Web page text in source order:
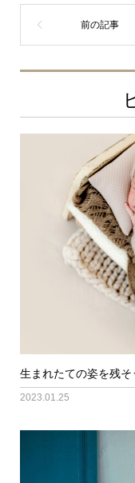
生まれたての姿を残
2023.01.25